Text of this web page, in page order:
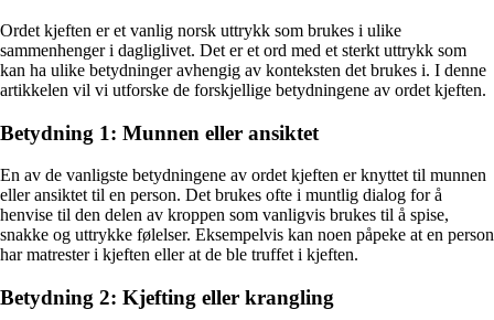
Ordet kjeften er et vanlig norsk uttrykk som brukes i ulike
sammenhenger i dagliglivet. Det er et ord med et sterkt uttrykk som
kan ha ulike betydninger avhengig av konteksten det brukes i. I denne
artikkelen vil vi utforske de forskjellige betydningene av ordet kjeften.
Betydning 1: Munnen eller ansiktet
En av de vanligste betydningene av ordet kjeften er knyttet til munnen
eller ansiktet til en person. Det brukes ofte i muntlig dialog for å
henvise til den delen av kroppen som vanligvis brukes til å spise,
snakke og uttrykke følelser. Eksempelvis kan noen påpeke at en person
har matrester i kjeften eller at de ble truffet i kjeften.
Betydning 2: Kjefting eller krangling